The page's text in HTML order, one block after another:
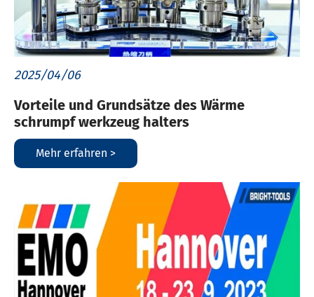
2025/04/06
Vorteile und Grundsätze des Wärme
schrumpf werkzeug halters
Mehr erfahren >